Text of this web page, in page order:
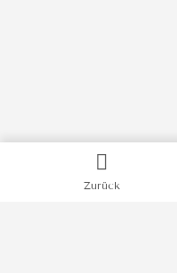
Zurück